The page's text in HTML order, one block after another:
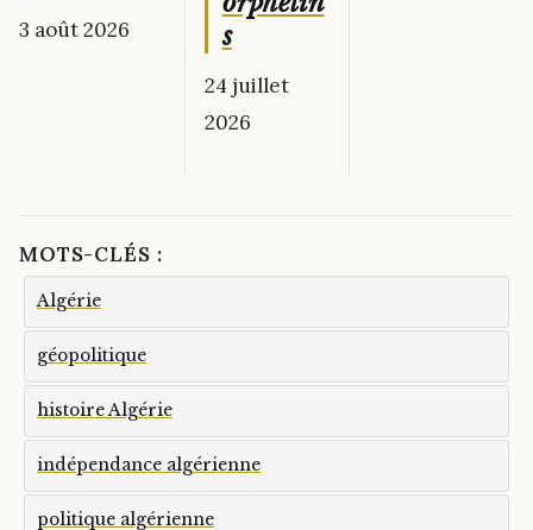
3 août 2026
s
24 juillet
2026
MOTS-CLÉS :
Algérie
géopolitique
histoire Algérie
indépendance algérienne
politique algérienne